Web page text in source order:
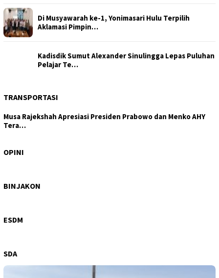
Di Musyawarah ke-1, Yonimasari Hulu Terpilih
Aklamasi Pimpin…
Kadisdik Sumut Alexander Sinulingga Lepas Puluhan
Pelajar Te…
TRANSPORTASI
Musa Rajekshah Apresiasi Presiden Prabowo dan Menko AHY
Tera…
OPINIDPRD Samo…
BINJAKON
Perdagangan, Invest…
ESDMSipiong…
SDA